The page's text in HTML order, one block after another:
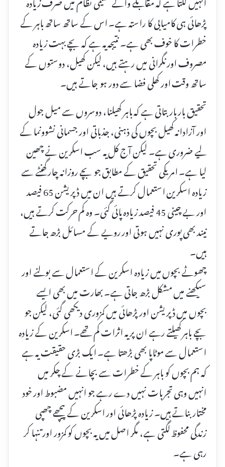
پڑھائی ہی کامیابی کا راستہ ہے۔ اس کے ساتھ ساتھ باہر کے
خطرات کا خوف بھی ہے۔ نتیجہ یہ ہے کہ بچے بہت زیادہ
مصروف اور نگرانی میں رہتے ہیں، لیکن کھیل، دوستوں کے
ساتھ وقت اور کھلی فضا سے دور ہو جاتے ہیں۔
تحقیق بار بار بتاتی ہے کہ باہر کھیلنا، دوسروں سے میل جول
اور آزادانہ کھیل بچوں کی ذہنی، جذباتی اور جسمانی نشوونما کے
لیے ضروری ہے۔ لیکن آج کل یہ سب اسکرین نے چھین
لیا ہے۔ امریکی تحقیق کے مطابق جو بچے روزانہ چار گھنٹے سے
زیادہ اسکرین استعمال کرتے ہیں ان میں ڈپریشن 65 فیصد
اور بے چینی 45 فیصد زیادہ پائی گئی۔ وہ کم حرکت کرتے ہیں،
نیند بھی پوری نہیں ہوتی اور رویے کے مسائل بڑھ جاتے
ہیں۔
چھوٹے بچوں میں زیادہ اسکرین کے استعمال سے بولنے اور
سیکھنے میں مشکل بڑھ جاتی ہے۔ بھارت میں بھی ایسے
بچوں میں ڈپریشن اور پڑھائی میں کمزوری دیکھی گئی، لیکن جو
بچے باہر کھیلتے رہے ان پر یہ اثرات کم تھے۔ اسکرین کے زیادہ
استعمال سے موٹاپا بھی بڑھتا ہے۔ ایک بڑی حقیقت یہ ہے
کہ ہم بچوں کو باہر کے خطرات سے بچانے کے چکر میں
انہیں وہی تجربات نہیں دے رہے جو انہیں مضبوط اور خود
مختار بناتے ہیں۔ زیادہ پڑھائی اور اسکرین کے پیچھے چھپی
زندگی محفوظ لگتی ہے، مگر اصل میں یہ بچوں کو کمزور اور تنہا کر
رہی ہے۔